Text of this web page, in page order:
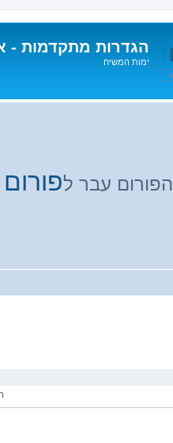
הגדרות מתקדמות -
ימות המשיח
הפורום עבר ל